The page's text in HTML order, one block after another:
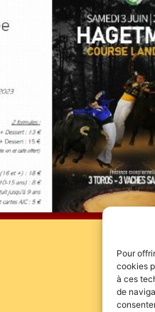
Pour
cookies
à ces
de